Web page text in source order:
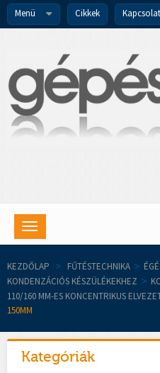
Menü Cikkek Kapcsolat
Toggle
navigation
KEZDŐLAP > FŰTÉSTECHNIKA >
KONDENZÁCIÓS KÉSZÜLÉKEKHEZ >
110/160 MM-ES KONCENTRIKUS
150MM
Kategóriák